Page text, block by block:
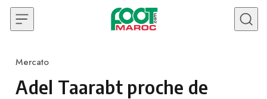
Skip to content
Category
Mercato
Adel Taarabt proche de